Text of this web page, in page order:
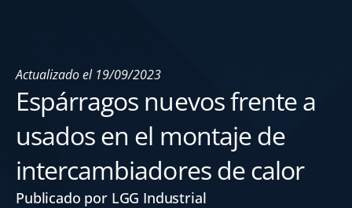
Actualizado el 19/09/2023
Espárragos nuevos frente a
usados en el montaje de
intercambiadores de calor
Publicado por LGG Industrial